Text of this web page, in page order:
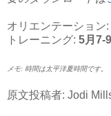
オリエンテーション:
トレーニング: 5月7-
メモ: 時間は太平洋夏時間です。
原文投稿者: Jodi